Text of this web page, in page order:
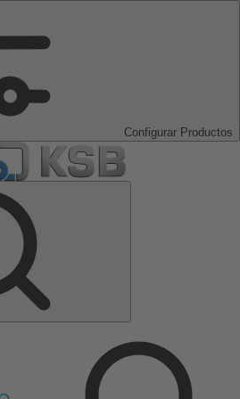
Configurar Productos